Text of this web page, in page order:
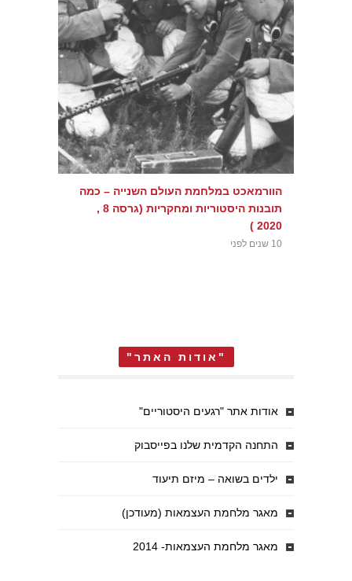
הוורמאכט במלחמת העולם השנייה – כמה
תובנות היסטוריות ומחקריות (גרסה 8 ,
2020 )
10 שנים לפני
"אודות האתר"
אודות אתר "רגעים היסטוריים"
התחנה הקדמית שלנו בפייסבוק
ילדים בשואה – מיזם תיעוד
מאגר מלחמת העצמאות (מעודכן)
מאגר מלחמת העצמאות- 2014